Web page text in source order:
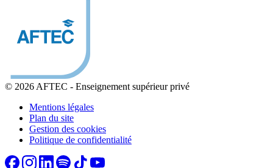
© 2026 AFTEC - Enseignement supérieur privé
Mentions légales
Plan du site
Gestion des cookies
Politique de confidentialité